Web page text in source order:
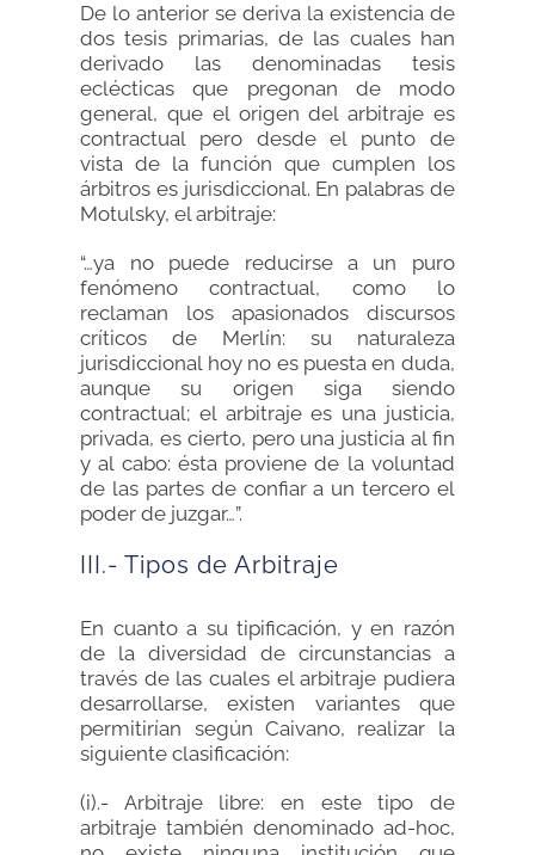
De lo anterior se deriva la existencia de
dos tesis primarias, de las cuales han
derivado las denominadas tesis
eclécticas que pregonan de modo
general, que el origen del arbitraje es
contractual pero desde el punto de
vista de la función que cumplen los
árbitros es jurisdiccional. En palabras de
Motulsky, el arbitraje:
“…ya no puede reducirse a un puro
fenómeno contractual, como lo
reclaman los apasionados discursos
críticos de Merlín: su naturaleza
jurisdiccional hoy no es puesta en duda,
aunque su origen siga siendo
contractual; el arbitraje es una justicia,
privada, es cierto, pero una justicia al fin
y al cabo: ésta proviene de la voluntad
de las partes de confiar a un tercero el
poder de juzgar…”.
III.- Tipos de Arbitraje
En cuanto a su tipificación, y en razón
de la diversidad de circunstancias a
través de las cuales el arbitraje pudiera
desarrollarse, existen variantes que
permitirían según Caivano, realizar la
siguiente clasificación:
(i).- Arbitraje libre: en este tipo de
arbitraje también denominado ad-hoc,